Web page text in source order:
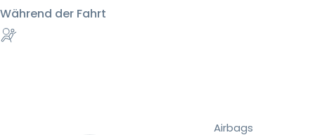
Während der Fahrt
Airbags